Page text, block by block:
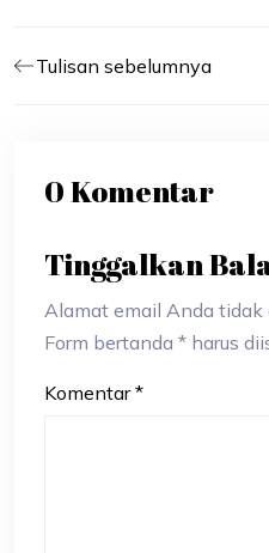
Tulisan sebelumnya
0 Komentar
Tinggalkan
Alamat email Anda tidak
Form bertanda * harus
Komentar *